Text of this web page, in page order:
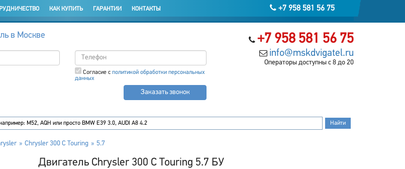
+7 958 581 56 75
КАК КУПИТЬ ГАРАНТИИ КОНТАКТЫ
+7 958 581 56 75
info@mskdvigatel.ru
Операторы доступны с 8 до 20
в Москве
Согласие с политикой обработки персональных
данных
Заказать звонок
Chrysler 300 C Touring 5.7
Двигатель Chrysler 300 C Touring 5.7 БУ